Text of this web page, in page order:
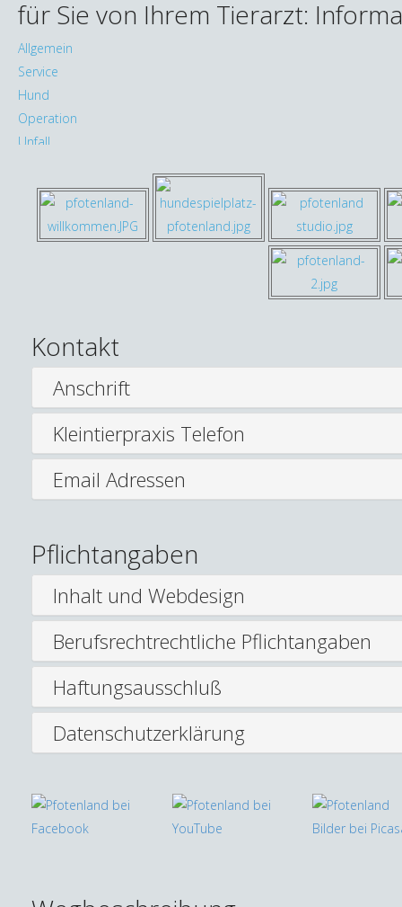
für Sie von Ihrem Tierarzt:
Allgemein
Service
Hund
Operation
Unfall
Infektion
Entzündung
Katze
rund ums Tier
Kaninchen
Kontakt
Anschrift
Kleintierpraxis Telefon
Email Adressen
Pflichtangaben
Inhalt und Webdesign
Berufsrechtrechtliche Pflichtangaben
Haftungsausschluß
Datenschutzerklärung